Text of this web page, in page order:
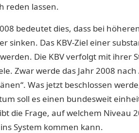
reden lassen.
bedeutet dies, dass bei
sinken. Das KBV-Ziel einer
Die KBV verfolgt mit ihrer
Zwar werde das Jahr 2008
Was jetzt beschlossen
soll es einen bundesweit
die Frage, auf welchem Niveau
System kommen kann.